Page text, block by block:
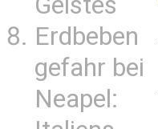
Erdbeben
gefahr bei
Neapel: